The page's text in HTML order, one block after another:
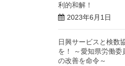
利的和解！
2023年6月1日
日興サービスと検数
を！ ～愛知県労働委
の改善を命令～